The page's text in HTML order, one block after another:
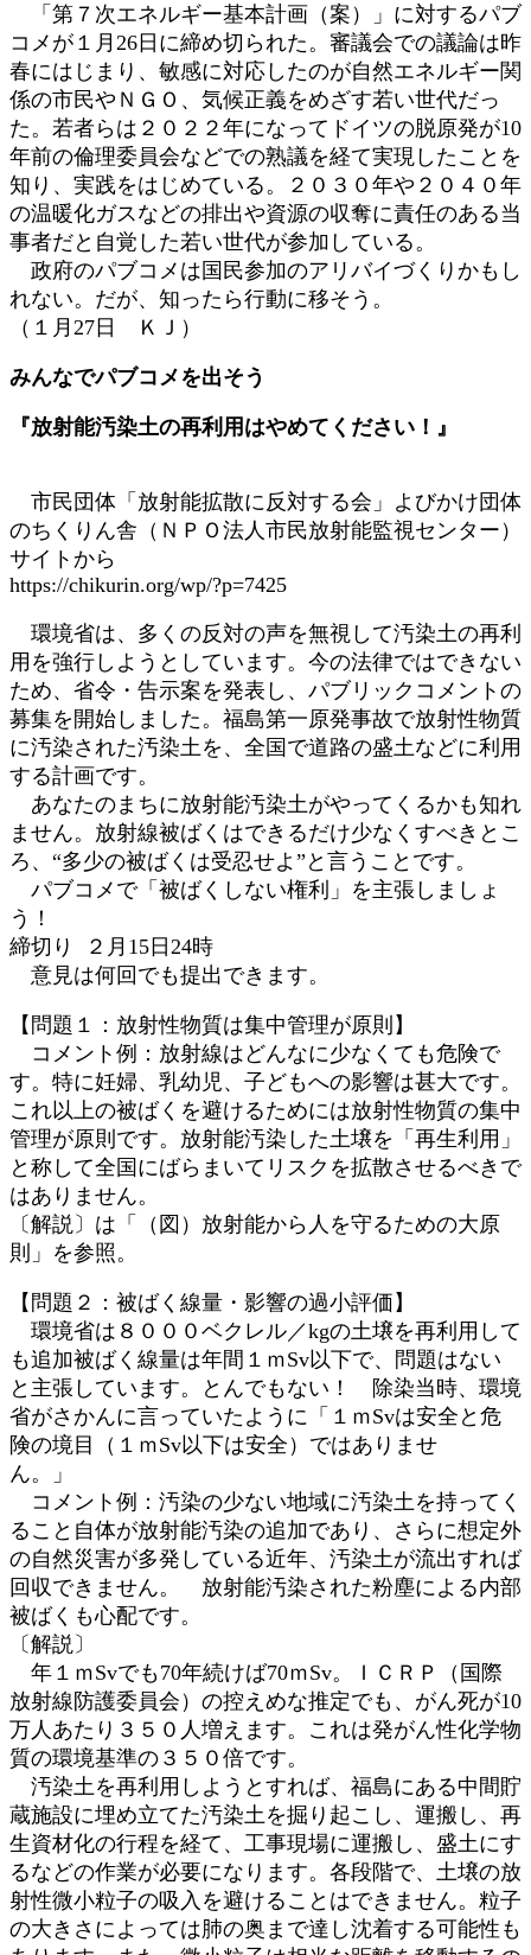
「第７次エネルギー基本計画（案）」に対するパブ
コメが１月26日に締め切られた。審議会での議論は昨
春にはじまり、敏感に対応したのが自然エネルギー関
係の市民やＮＧＯ、気候正義をめざす若い世代だっ
た。若者らは２０２２年になってドイツの脱原発が10
年前の倫理委員会などでの熟議を経て実現したことを
知り、実践をはじめている。２０３０年や２０４０年
の温暖化ガスなどの排出や資源の収奪に責任のある当
事者だと自覚した若い世代が参加している。
政府のパブコメは国民参加のアリバイづくりかもし
れない。だが、知ったら行動に移そう。
（１月27日 ＫＪ）
みんなでパブコメを出そう
『放射能汚染土の再利用はやめてください！』
市民団体「放射能拡散に反対する会」よびかけ団体
のちくりん舎（ＮＰＯ法人市民放射能監視センター）
サイトから
https://chikurin.org/wp/?p=7425
環境省は、多くの反対の声を無視して汚染土の再利
用を強行しようとしています。今の法律ではできない
ため、省令・告示案を発表し、パブリックコメントの
募集を開始しました。福島第一原発事故で放射性物質
に汚染された汚染土を、全国で道路の盛土などに利用
する計画です。
あなたのまちに放射能汚染土がやってくるかも知れ
ません。放射線被ばくはできるだけ少なくすべきとこ
ろ、“多少の被ばくは受忍せよ”と言うことです。
パブコメで「被ばくしない権利」を主張しましょ
う！
締切り ２月15日24時
意見は何回でも提出できます。
【問題１：放射性物質は集中管理が原則】
コメント例：放射線はどんなに少なくても危険で
す。特に妊婦、乳幼児、子どもへの影響は甚大です。
これ以上の被ばくを避けるためには放射性物質の集中
管理が原則です。放射能汚染した土壌を「再生利用」
と称して全国にばらまいてリスクを拡散させるべきで
はありません。
〔解説〕は「（図）放射能から人を守るための大原
則」を参照。
【問題２：被ばく線量・影響の過小評価】
環境省は８０００ベクレル／kgの土壌を再利用して
も追加被ばく線量は年間１ｍSv以下で、問題はない
と主張しています。とんでもない！ 除染当時、環境
省がさかんに言っていたように「１ｍSvは安全と危
険の境目（１ｍSv以下は安全）ではありませ
ん。」
コメント例：汚染の少ない地域に汚染土を持ってく
ること自体が放射能汚染の追加であり、さらに想定外
の自然災害が多発している近年、汚染土が流出すれば
回収できません。 放射能汚染された粉塵による内部
被ばくも心配です。
〔解説〕
年１ｍSvでも70年続けば70ｍSv。ＩＣＲＰ（国際
放射線防護委員会）の控えめな推定でも、がん死が10
万人あたり３５０人増えます。これは発がん性化学物
質の環境基準の３５０倍です。
汚染土を再利用しようとすれば、福島にある中間貯
蔵施設に埋め立てた汚染土を掘り起こし、運搬し、再
生資材化の行程を経て、工事現場に運搬し、盛土にす
るなどの作業が必要になります。各段階で、土壌の放
射性微小粒子の吸入を避けることはできません。粒子
の大きさによっては肺の奥まで達し沈着する可能性も